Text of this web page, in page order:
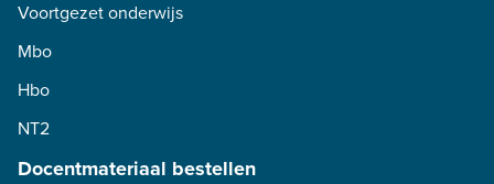
Voortgezet onderwijs
Mbo
Hbo
NT2
Docentmateriaal bestellen